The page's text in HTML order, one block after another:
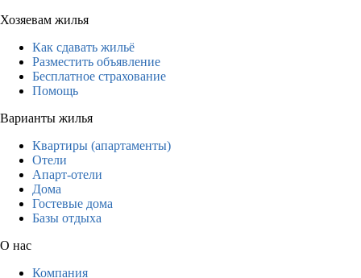
Хозяевам жилья
Как сдавать жильё
Разместить объявление
Бесплатное страхование
Помощь
Варианты жилья
Квартиры (апартаменты)
Отели
Апарт-отели
Дома
Гостевые дома
Базы отдыха
О нас
Компания